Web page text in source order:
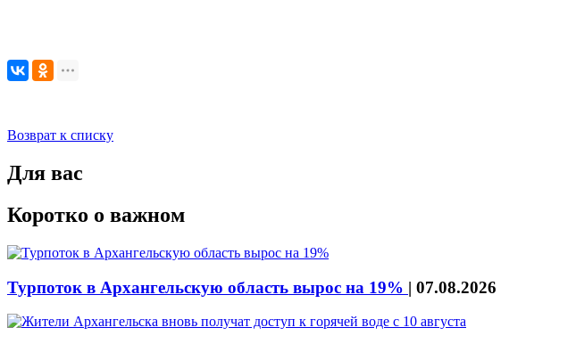
Возврат к списку
Для вас
Коротко о важном
Турпоток в Архангельскую область вырос на 19% | 07.08.2026